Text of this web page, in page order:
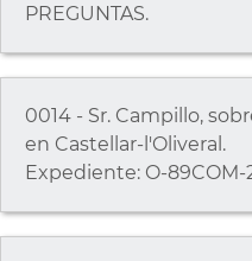
PREGUNTAS.
0014 - Sr. Campillo,
en Castellar-l'Oliveral.
Expediente: O-